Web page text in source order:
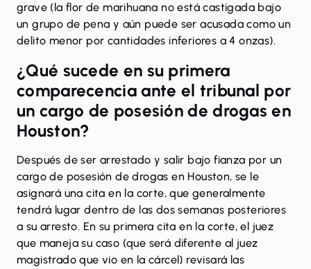
grave (la flor de marihuana no está castigada bajo
un grupo de pena y aún puede ser acusada como un
delito menor por cantidades inferiores a 4 onzas).
¿Qué sucede en su primera
comparecencia ante el tribunal por
un cargo de posesión de drogas en
Houston?
Después de ser arrestado y salir bajo fianza por un
cargo de posesión de drogas en Houston, se le
asignará una cita en la corte, que generalmente
tendrá lugar dentro de las dos semanas posteriores
a su arresto. En su primera cita en la corte, el juez
que maneja su caso (que será diferente al juez
magistrado que vio en la cárcel) revisará las